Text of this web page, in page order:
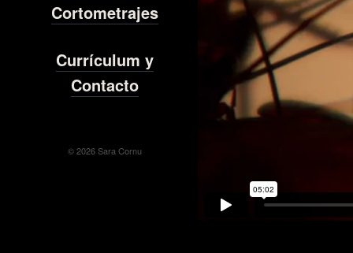
Cortometrajes
Currículum y
Contacto
© 2026 Sara Cornu